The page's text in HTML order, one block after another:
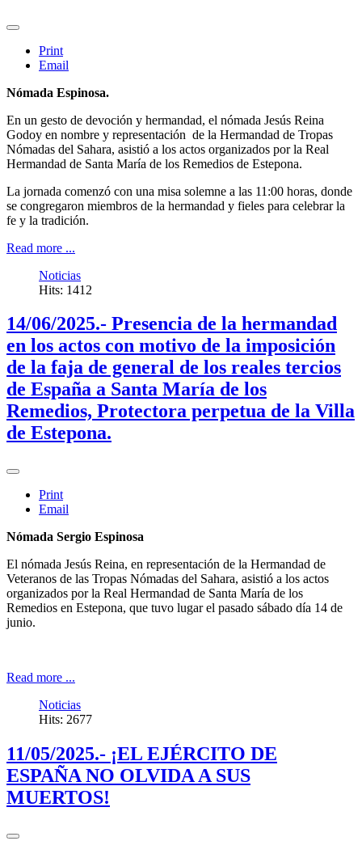
Print
Email
Nómada Espinosa.
En un gesto de devoción y hermandad, el nómada Jesús Reina
Godoy en nombre y representación de la Hermandad de Tropas
Nómadas del Sahara, asistió a los actos organizados por la Real
Hermandad de Santa María de los Remedios de Estepona.
La jornada comenzó con una misa solemne a las 11:00 horas, donde
se congregaron miembros de la hermandad y fieles para celebrar la
fe y la tradición.
Read more ...
Noticias
Hits: 1412
14/06/2025.- Presencia de la hermandad
en los actos con motivo de la imposición
de la faja de general de los reales tercios
de España a Santa María de los
Remedios, Protectora perpetua de la Villa
de Estepona.
Print
Email
Nómada Sergio Espinosa
El nómada Jesús Reina, en representación de la Hermandad de
Veteranos de las Tropas Nómadas del Sahara, asistió a los actos
organizados por la Real Hermandad de Santa María de los
Remedios en Estepona, que tuvo lugar el pasado sábado día 14 de
junio.
Read more ...
Noticias
Hits: 2677
11/05/2025.- ¡EL EJÉRCITO DE
ESPAÑA NO OLVIDA A SUS
MUERTOS!